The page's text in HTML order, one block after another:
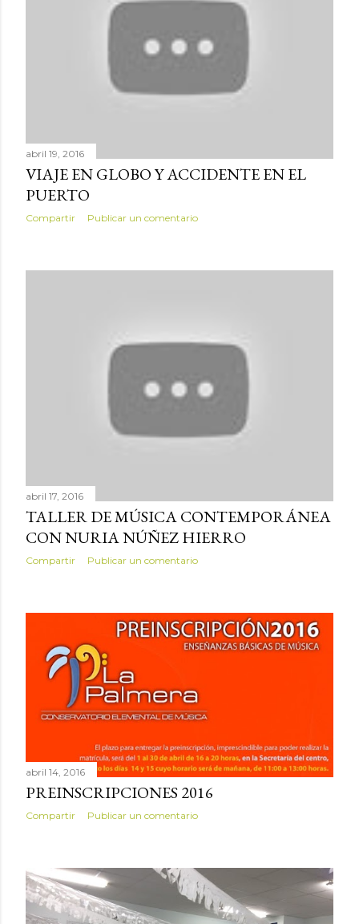
abril 19, 2016
VIAJE EN GLOBO Y ACCIDENTE EN EL
PUERTO
Compartir Publicar un comentario
abril 17, 2016
TALLER DE MÚSICA CONTEMPORÁNEA
CON NURIA NÚÑEZ HIERRO
Compartir Publicar un comentario
abril 14, 2016
PREINSCRIPCIONES 2016
Compartir Publicar un comentario